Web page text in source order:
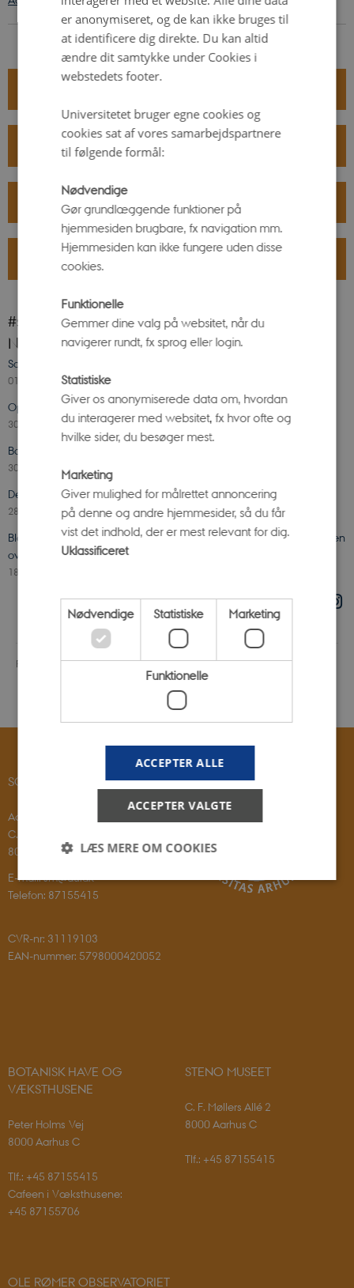
PRAKTISK INFORMATION
PLANLÆG BESØG
BOOK TID TIL KLASSENS BESØG
#stenomuseet på Instagram
Nyheder
Sommerferie på Science Museerne
01. juli 2026-Botanisk Have
Oplev solformørkelsen 12. august 2026
30. juni 2026-Ole Rømer-Observatoriet
Book en rundvisning i Aarhus Universitetspark og Universitetsbyen
30. juni 2026 - Ole Rømer-Observatoriet
Den oversete krop. Den oversete debat.
28. juni 2026-Steno Museet
Blod, bryster og ulighed: Ny udstilling på Steno Museet undersøger den
oversete krop
18. juni 2026
Revideret 04.06.2026-Science Museerne
SCIENCE MUSEERNE
Aarhus Universitet
C. F. Møllers Allé 2
8000 Aarhus C
E-mail: sm@au.dk
Telefon: 87155415
CVR-nr: 31119103
EAN-nummer: 5798000420052
BOTANISK HAVE OG
VÆKSTHUSENE
Peter Holms Vej
8000 Aarhus C
Tlf.: +45 87155415
Cafeen i Væksthusene:
+45 87155706
STENO MUSEET
C. F. Møllers Allé 2
8000 Aarhus C
Tlf.: +45 87155415
OLE RØMER OBSERVATORIET
er anonymiseret, og de kan ikke bruges til
at identificere dig direkte. Du kan altid
ændre dit samtykke under Cookies i
webstedets footer.
Universitetet bruger egne cookies og
cookies sat af vores samarbejdspartnere
til følgende formål:
Nødvendige
Gør grundlæggende funktioner på
hjemmesiden brugbare, fx navigation mm.
Hjemmesiden kan ikke fungere uden disse
cookies.
Funktionelle
Gemmer dine valg på websitet, når du
navigerer rundt, fx sprog eller login.
Statistiske
Giver os anonymiserede data om, hvordan
du interagerer med websitet, fx hvor ofte og
hvilke sider, du besøger mest.
Marketing
Giver mulighed for målrettet annoncering
på denne og andre hjemmesider, så du får
vist det indhold, der er mest relevant for dig.
Uklassificeret
Nødvendige Statistiske Marketing
Funktionelle
ACCEPTER ALLE
ACCEPTER VALGTE
LÆS MERE OM COOKIES
Nødvendige cookies hjælper med at gøre